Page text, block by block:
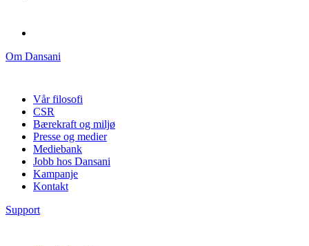
Om Dansani
Vår filosofi
CSR
Bærekraft og miljø
Presse og medier
Mediebank
Jobb hos Dansani
Kampanje
Kontakt
Support